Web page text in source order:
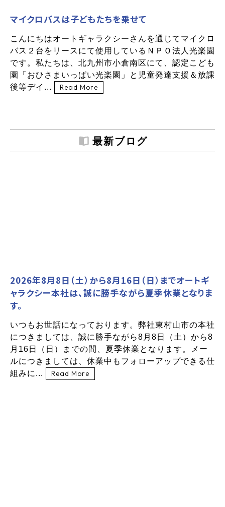
マイクロバスは子どもたちを乗せて
こんにちはオートギャラクシーさんを通じてマイクロ
バス２台をリースにて使用しているＮＰＯ法人光楽園
です。私たちは、北九州市小倉南区にて、認定こども
園「おひさまいっぱい光楽園」と児童発達支援＆放課
後等デイ...
Read More
最新ブログ
2026年8月8日（土）から8月16日（日）までオートギ
ャラクシー本社は、誠に勝手ながら夏季休業となりま
す。
いつもお世話になっております。弊社東村山市の本社
につきましては、誠に勝手ながら8月8日（土）から8
月16日（日）までの間、夏季休業となります。メー
ルにつきましては、休業中もフォローアップできる仕
組みに...
Read More